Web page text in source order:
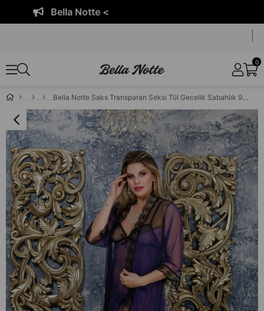
Bella Notte <
0
Bella Notte Saks Transparan Seksi Tül Gecelik Sabahlık 9628